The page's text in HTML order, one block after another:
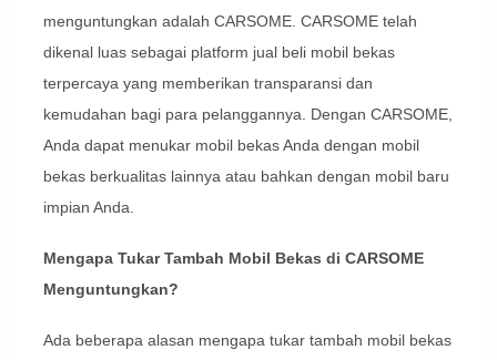
menguntungkan adalah CARSOME. CARSOME telah
dikenal luas sebagai platform jual beli mobil bekas
terpercaya yang memberikan transparansi dan
kemudahan bagi para pelanggannya. Dengan CARSOME,
Anda dapat menukar mobil bekas Anda dengan mobil
bekas berkualitas lainnya atau bahkan dengan mobil baru
impian Anda.
Mengapa Tukar Tambah Mobil Bekas di CARSOME
Menguntungkan?
Ada beberapa alasan mengapa tukar tambah mobil bekas